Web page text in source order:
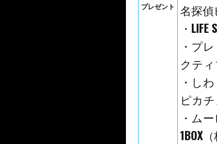
プレゼント
名探
・
・プ
クテ
・し
ピカ
・ム
1BOX